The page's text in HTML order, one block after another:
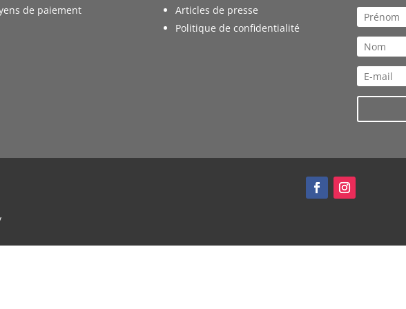
de paiement
Articles de presse
Politique de confidentialité